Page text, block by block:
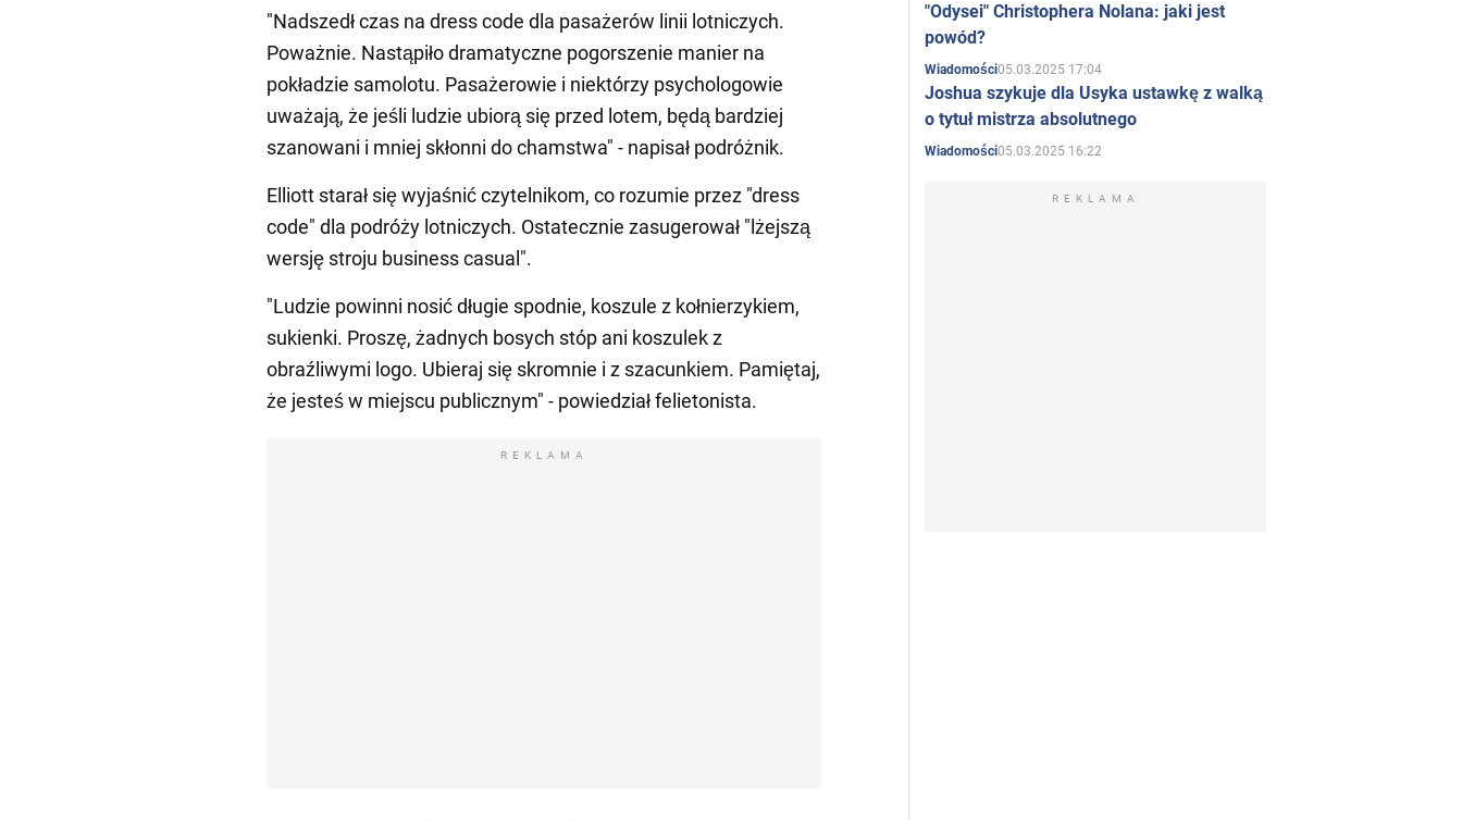
"Nadszedł czas na dress code dla pasażerów linii lotniczych.
Poważnie. Nastąpiło dramatyczne pogorszenie manier na
pokładzie samolotu. Pasażerowie i niektórzy psychologowie
uważają, że jeśli ludzie ubiorą się przed lotem, będą bardziej
szanowani i mniej skłonni do chamstwa" - napisał podróżnik.
Elliott starał się wyjaśnić czytelnikom, co rozumie przez "dress
code" dla podróży lotniczych. Ostatecznie zasugerował "lżejszą
wersję stroju business casual".
"Ludzie powinni nosić długie spodnie, koszule z kołnierzykiem,
sukienki. Proszę, żadnych bosych stóp ani koszulek z
obraźliwymi logo. Ubieraj się skromnie i z szacunkiem. Pamiętaj,
że jesteś w miejscu publicznym" - powiedział felietonista.
REKLAMA
"Odysei" Christophera Nolana: jaki jest
powód?
Wiadomości05.03.2025 17:04
Joshua szykuje dla Usyka ustawkę z walką
o tytuł mistrza absolutnego
Wiadomości05.03.2025 16:22
REKLAMA